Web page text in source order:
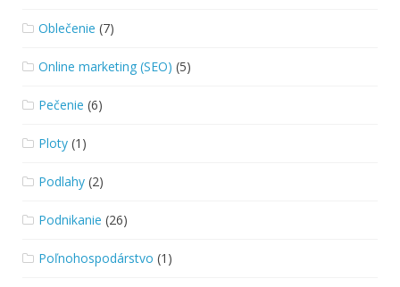
Oblečenie (7)
Online marketing (SEO) (5)
Pečenie (6)
Ploty (1)
Podlahy (2)
Podnikanie (26)
Poľnohospodárstvo (1)